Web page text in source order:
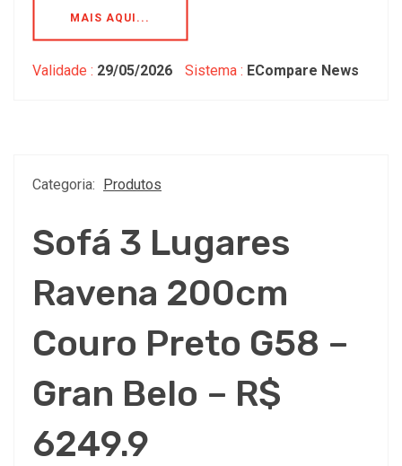
MAIS AQUI...
Validade : 29/05/2026 Sistema : ECompare News
Categoria: Produtos
Sofá 3 Lugares
Ravena 200cm
Couro Preto G58 –
Gran Belo – R$
6249.9